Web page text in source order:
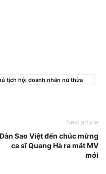
tịch hội doanh nhân nữ thừa
Next article
Dàn Sao Việt đến chúc mừng
ca sĩ Quang Hà ra mắt MV
mới